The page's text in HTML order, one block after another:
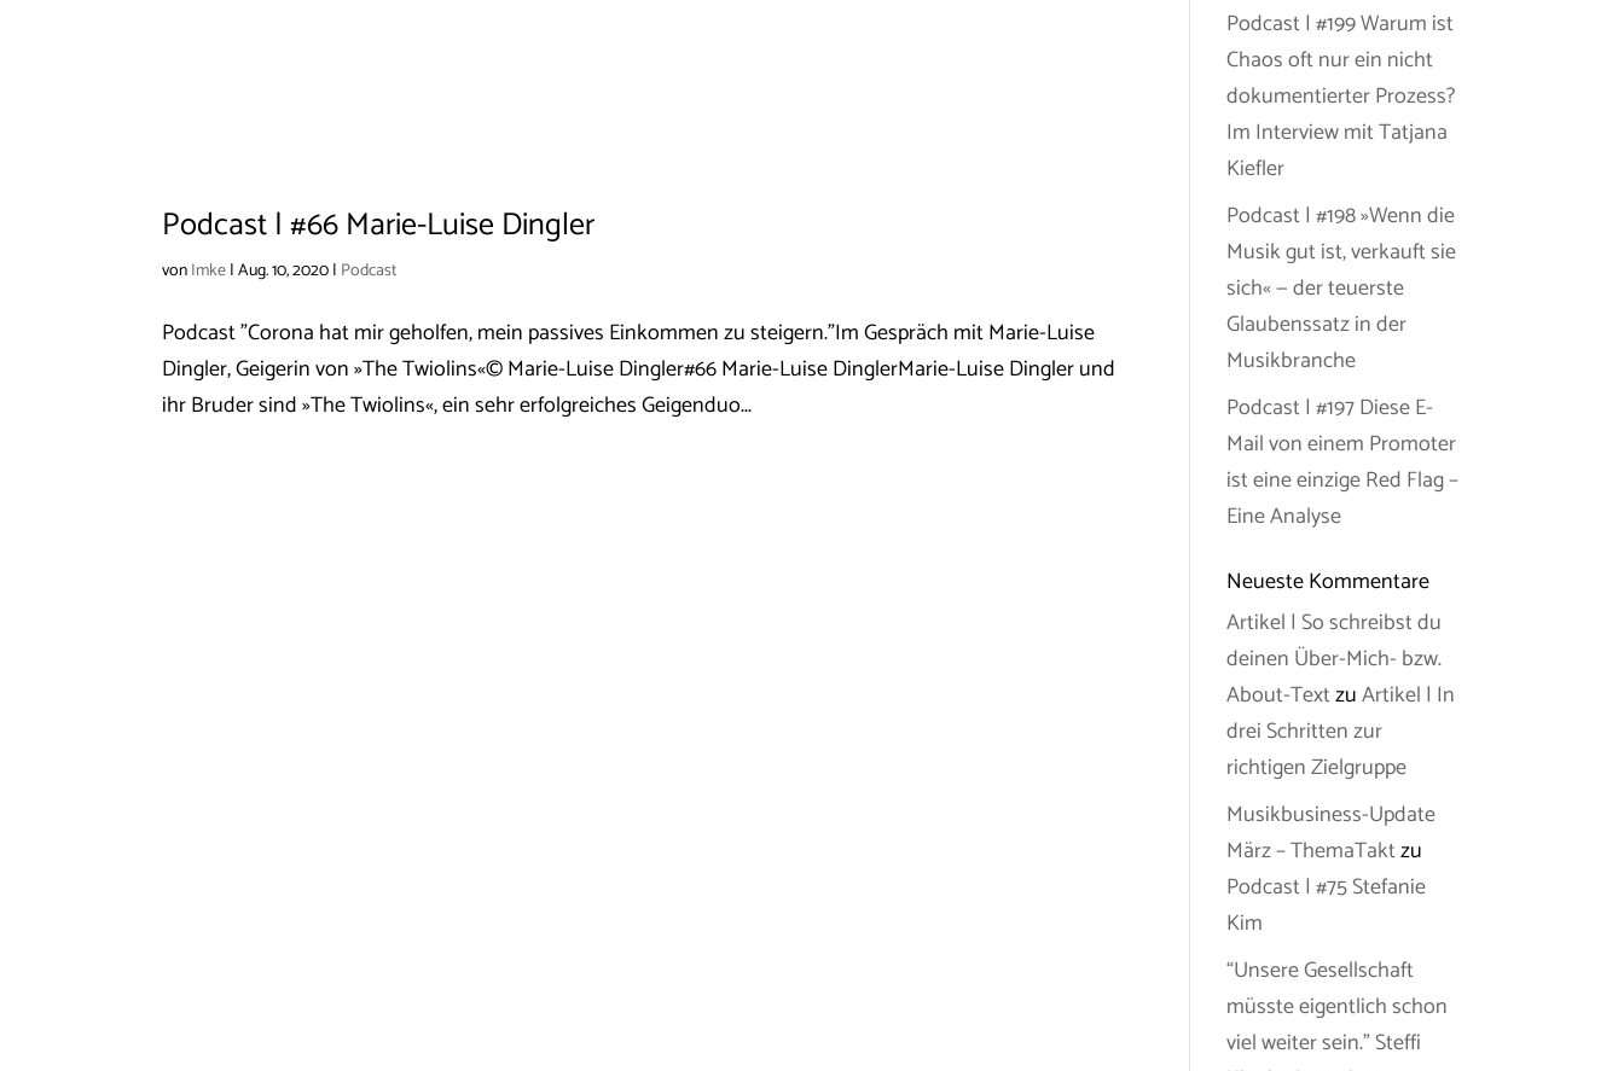
Podcast | #66 Marie-Luise Dingler
vonImke|Aug. 10, 2020| Podcast
Podcast "Corona hat mir geholfen, mein passives Einkommen zu steigern."Im Gespräch mit Marie-Luise
Dingler, Geigerin von »The Twiolins«© Marie-Luise Dingler#66 Marie-Luise DinglerMarie-Luise Dingler und
ihr Bruder sind »The Twiolins«, ein sehr erfolgreiches Geigenduo...
Podcast | #199 Warum ist
Chaos oft nur ein nicht
dokumentierter Prozess?
Im Interview mit Tatjana
Kiefler
Podcast | #198 »Wenn die
Musik gut ist, verkauft sie
sich« — der teuerste
Glaubenssatz in der
Musikbranche
Podcast | #197 Diese E-
Mail von einem Promoter
ist eine einzige Red Flag –
Eine Analyse
Neueste Kommentare
Artikel | So schreibst du
deinen Über-Mich- bzw.
About-TextzuArtikel | In
drei Schritten zur
richtigen Zielgruppe
Musikbusiness-Update
März – ThemaTaktzu
Podcast | #75 Stefanie
Kim
“Unsere Gesellschaft
müsste eigentlich schon
viel weiter sein.” Steffi